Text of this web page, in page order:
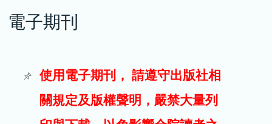
電子期刊
試用
電子期刊
使用電子期刊， 請遵守出版社相
關規定及版權聲明，嚴禁大量列